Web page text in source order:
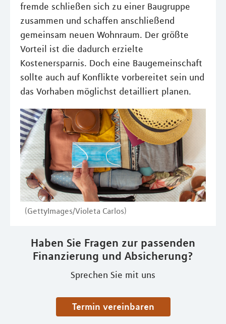
fremde schließen sich zu einer Baugruppe
zusammen und schaffen anschließend
gemeinsam neuen Wohnraum. Der größte
Vorteil ist die dadurch erzielte
Kostenersparnis. Doch eine Baugemeinschaft
sollte auch auf Konflikte vorbereitet sein und
das Vorhaben möglichst detailliert planen.
(GettyImages/Violeta Carlos)
Haben Sie Fragen zur passenden
Finanzierung und Absicherung?
Sprechen Sie mit uns
Termin vereinbaren